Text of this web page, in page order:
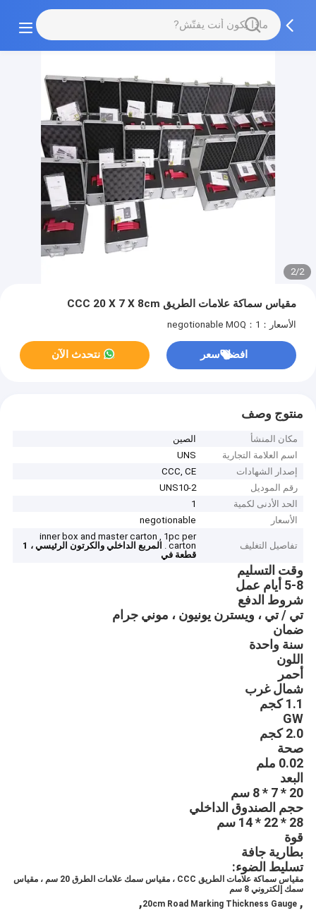
2/2
مقياس سماكة علامات الطريق CCC 20 X 7 X 8cm
الأسعار：negotionable MOQ：1
افضل سعر نتحدث الآن
منتوج وصف
مكان المنشأ
الصين
اسم العلامة التجارية
UNS
إصدار الشهادات
CCC, CE
رقم الموديل
UNS10-2
الحد الأدنى لكمية
1
الأسعار
negotionable
تفاصيل التغليف
inner box and master carton , 1pc per
carton .
المربع الداخلي والكرتون الرئيسي ، 1
قطعة في
وقت التسليم
5-8 أيام عمل
شروط الدفع
تي / تي ، ويسترن يونيون ، موني جرام
ضمان
سنة واحدة
اللون
أحمر
شمال غرب
1.1 كجم
GW
2.0 كجم
صحة
0.02 ملم
البعد
20 * 7 * 8 سم
حجم الصندوق الداخلي
28 * 22 * ​​14 سم
قوة
بطارية جافة
تسليط الضوء:
مقياس سماكة علامات الطريق CCC ، مقياس سمك علامات الطرق 20 سم ، مقياس
سمك إلكتروني 8 سم
,
20cm Road Marking Thickness Gauge
,